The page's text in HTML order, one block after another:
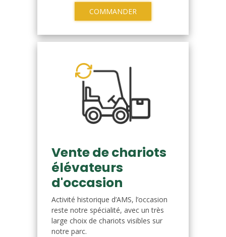
COMMANDER
Vente de chariots
élévateurs
d'occasion
Activité historique d’AMS, l’occasion
reste notre spécialité, avec un très
large choix de chariots visibles sur
notre parc.